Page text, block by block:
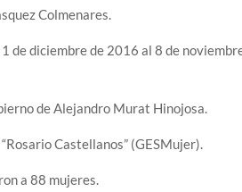
Colmenares.
de diciembre de 2016 al 8 de
de Alejandro Murat Hinojosa.
Castellanos” (GESMujer).
a 88 mujeres.